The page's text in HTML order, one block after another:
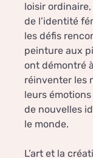
loisir
de l’identité
les défis
peinture aux
ont démontré
réinventer les
leurs
de nouvelles
le monde.
L’art et la